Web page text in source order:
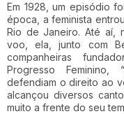
Em 1928, um episódio
época, a feminista
Rio de Janeiro. Até aí,
voo, ela, junto com
companheiras
Progresso
defendiam o direito ao
alcançou diversos
muito a frente do seu